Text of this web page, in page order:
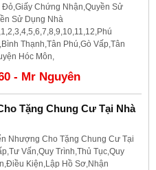
Đỏ,Giấy Chứng Nhận,Quyền Sử
Sử Dụng Nhà
Thạnh,Tân Phú,Gò Vấp,Tân
Hóc Môn,
- Mr Nguyên
Tặng Chung Cư Tại Nhà
Nhượng Cho Tặng Chung Cư Tại
Vấn,Quy Trình,Thủ Tục,Quy
Kiện,Lập Hồ Sơ,Nhận